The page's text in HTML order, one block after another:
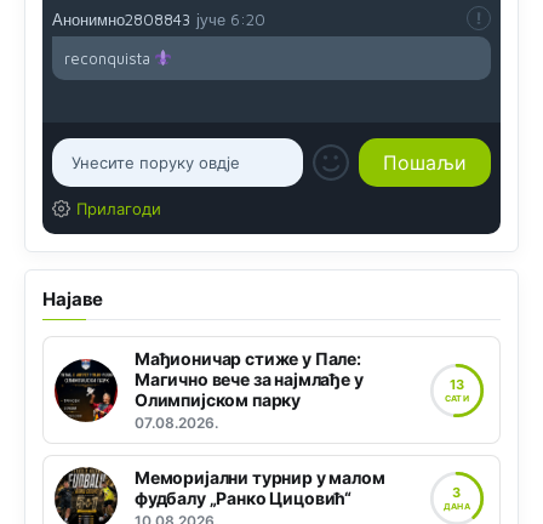
Анонимно2808843 јуче 6:20
reconquista
Прилагоди
Најаве
Мађионичар стиже у Пале:
Магично вече за најмлађе у
Олимпијском парку
07.08.2026.
13
САТИ
Меморијални турнир у малом
фудбалу „Ранко Цицовић“
3
ДАНА